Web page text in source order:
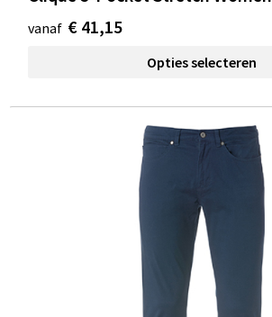
vanaf € 41,15
Opties selecteren